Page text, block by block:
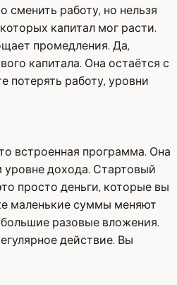
сменить работу, но нельзя
капитал мог расти.
промедления. Да,
капитала. Она остаётся с
потерять работу, уровни
встроенная программа. Она
уровне дохода. Стартовый
просто деньги, которые вы
маленькие суммы меняют
разовые вложения.
действие. Вы